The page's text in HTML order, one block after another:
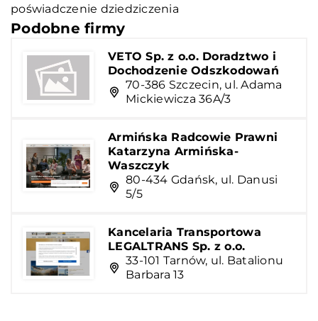
poświadczenie dziedziczenia
Podobne firmy
VETO Sp. z o.o. Doradztwo i
Dochodzenie Odszkodowań
70-386 Szczecin, ul. Adama
Mickiewicza 36A/3
Armińska Radcowie Prawni
Katarzyna Armińska-
Waszczyk
80-434 Gdańsk, ul. Danusi
5/5
Kancelaria Transportowa
LEGALTRANS Sp. z o.o.
33-101 Tarnów, ul. Batalionu
Barbara 13